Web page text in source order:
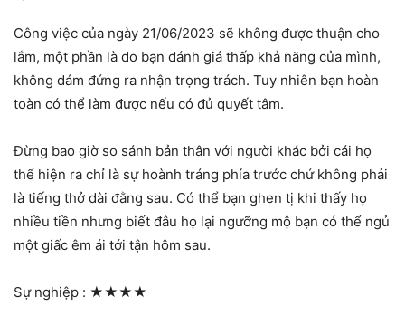
Công việc của ngày 21/06/2023 sẽ không được thuận cho
lắm, một phần là do bạn đánh giá thấp khả năng của mình,
không dám đứng ra nhận trọng trách. Tuy nhiên bạn hoàn
toàn có thể làm được nếu có đủ quyết tâm.
Đừng bao giờ so sánh bản thân với người khác bởi cái họ
thể hiện ra chỉ là sự hoành tráng phía trước chứ không phải
là tiếng thở dài đằng sau. Có thể bạn ghen tị khi thấy họ
nhiều tiền nhưng biết đâu họ lại ngưỡng mộ bạn có thể ngủ
một giấc êm ái tới tận hôm sau.
Sự nghiệp : ★★★★